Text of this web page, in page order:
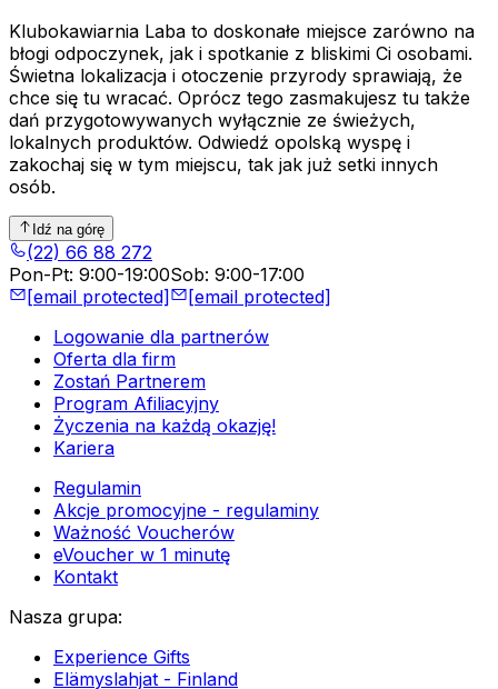
Klubokawiarnia Laba to doskonałe miejsce zarówno na
błogi odpoczynek, jak i spotkanie z bliskimi Ci osobami.
Świetna lokalizacja i otoczenie przyrody sprawiają, że
chce się tu wracać. Oprócz tego zasmakujesz tu także
dań przygotowywanych wyłącznie ze świeżych,
lokalnych produktów. Odwiedź opolską wyspę i
zakochaj się w tym miejscu, tak jak już setki innych
osób.
Idź na górę
(22) 66 88 272
Pon-Pt: 9:00-19:00Sob: 9:00-17:00
[email protected]
[email protected]
Logowanie dla partnerów
Oferta dla firm
Zostań Partnerem
Program Afiliacyjny
Życzenia na każdą okazję!
Kariera
Regulamin
Akcje promocyjne - regulaminy
Ważność Voucherów
eVoucher w 1 minutę
Kontakt
Nasza grupa:
Experience Gifts
Elämyslahjat - Finland